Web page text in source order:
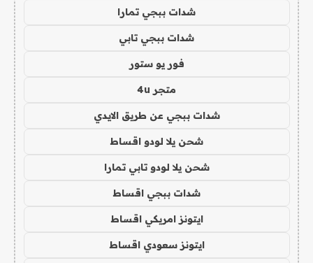
شدات ببجي تمارا
شدات ببجي تابي
فور يو ستور
متجر 4u
شدات ببجي عن طريق الايدي
شحن يلا لودو اقساط
شحن يلا لودو تابي تمارا
شدات ببجي اقساط
ايتونز امريكي اقساط
ايتونز سعودي اقساط